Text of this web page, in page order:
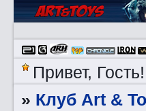
Привет, Гость!
» Клуб Art &